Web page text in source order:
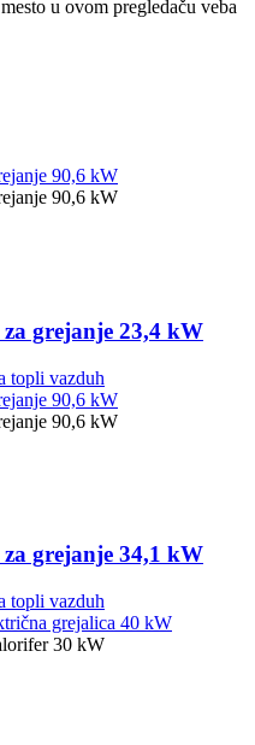
u ovom pregledaču veba
grejanje 23,4 kW
topli vazduh
grejanje 34,1 kW
topli vazduh